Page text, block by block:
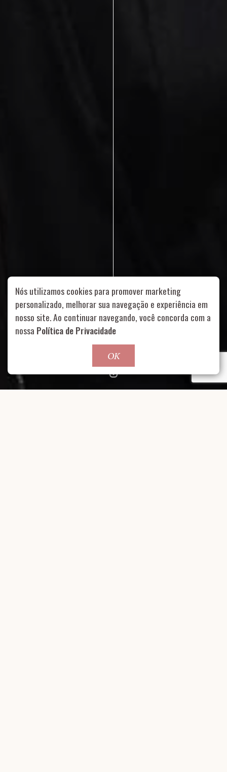
Rua Aurélia, 1714 – Vila Romana, São Paulo – SP |
55 11
99178-5848 | contato@nucleofood.com
Role para continar
Nós utilizamos cookies para promover marketing
personalizado, melhorar sua navegação e experiência em
nosso site. Ao continuar navegando, você concorda com a
nossa Política de Privacidade
OK